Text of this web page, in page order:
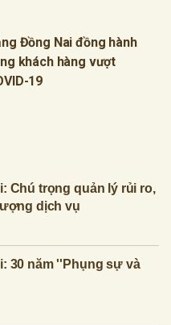
Đồng Nai đồng hành
khách hàng vượt
19
Chú trọng quản lý rủi ro,
dịch vụ
30 năm ''Phụng sự và